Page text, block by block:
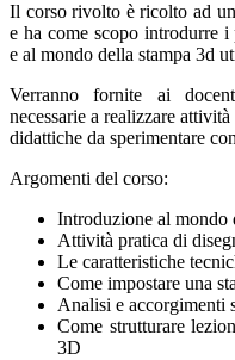
Il corso rivolto è ricolto ad
e ha come scopo introdurre i
e al mondo della stampa 3d
Verranno fornite ai
necessarie a realizzare attività
didattiche da sperimentare
Argomenti del corso:
Introduzione al mondo
Attività pratica di
Le caratteristiche
Come impostare una
Analisi e accorgimenti
Come strutturare
3D